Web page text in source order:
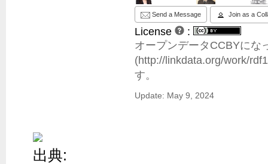
Send a Message Join as a
License
:
オープンデータCCBYにな
(http://linkdata.org/work/
Update: May 9, 2024
出典: